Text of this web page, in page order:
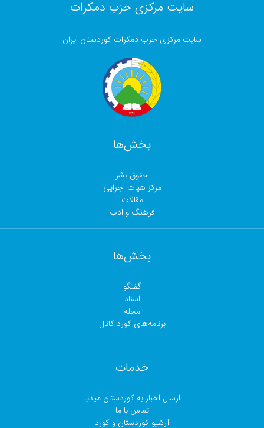
سایت مرکزی حزب دمکرات
سایت مرکزی حزب دمکرات کوردستان ایران
بخش‌ها
حقوق بشر
مرکز هیات اجرایی
مقالات
فرهنگ و ادب
بخش‌ها
گفتگو
اسناد
مجلە
برنامەهای کورد کانال
خدمات
ارسال اخبار بە کوردستان میدیا
تماس با ما
آرشیو کوردستان و کورد